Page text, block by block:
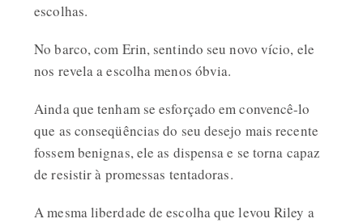
escolhas.
No barco, com Erin, sentindo seu novo vício, ele
nos revela a escolha menos óbvia.
Ainda que tenham se esforçado em convencê-lo
que as conseqüências do seu desejo mais recente
fossem benignas, ele as dispensa e se torna capaz
de resistir à promessas tentadoras.
A mesma liberdade de escolha que levou Riley a